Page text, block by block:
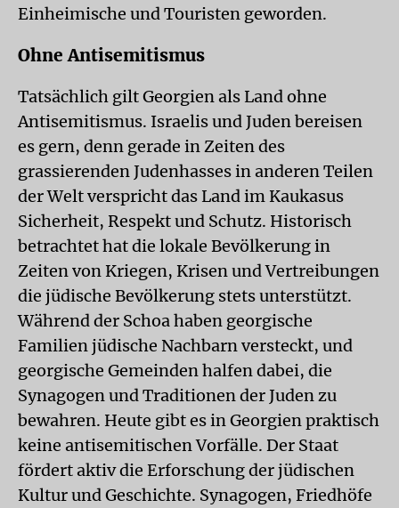
Einheimische und Touristen geworden.
Ohne Antisemitismus
Tatsächlich gilt Georgien als Land ohne
Antisemitismus. Israelis und Juden bereisen
es gern, denn gerade in Zeiten des
grassierenden Judenhasses in anderen Teilen
der Welt verspricht das Land im Kaukasus
Sicherheit, Respekt und Schutz. Historisch
betrachtet hat die lokale Bevölkerung in
Zeiten von Kriegen, Krisen und Vertreibungen
die jüdische Bevölkerung stets unterstützt.
Während der Schoa haben georgische
Familien jüdische Nachbarn versteckt, und
georgische Gemeinden halfen dabei, die
Synagogen und Traditionen der Juden zu
bewahren. Heute gibt es in Georgien praktisch
keine antisemitischen Vorfälle. Der Staat
fördert aktiv die Erforschung der jüdischen
Kultur und Geschichte. Synagogen, Friedhöfe